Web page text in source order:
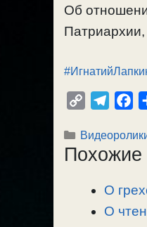
Об
Патриархии,
p
y
l
e
r
a
c
e
o
o
Рубрики
Похожие
О
О